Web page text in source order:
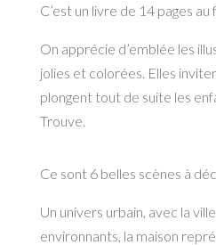
C’est un livre de 14 pages
On apprécie d’emblée les
jolies et colorées. Elles
plongent tout de suite les
Trouve.
Ce sont 6 belles scènes à
Un univers urbain, avec la
environnants, la maison